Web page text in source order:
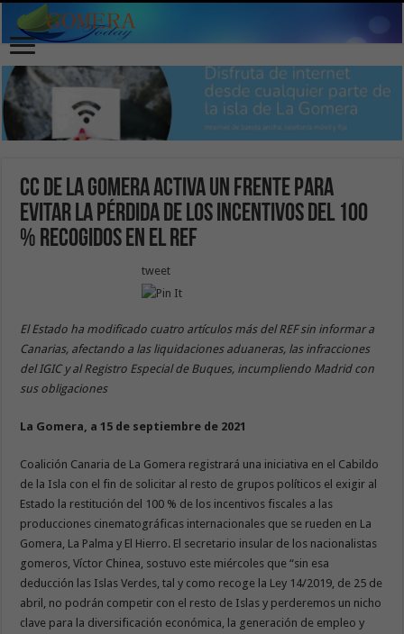
CC de La Gomera activa un frente para
evitar la pérdida de los incentivos del 100
% recogidos en el REF
tweet
El Estado ha modificado cuatro artículos más del REF sin informar a
Canarias, afectando a las liquidaciones aduaneras, las infracciones
del IGIC y al Registro Especial de Buques, incumpliendo Madrid con
sus obligaciones
La Gomera, a 15 de septiembre de 2021
Coalición Canaria de La Gomera registrará una iniciativa en el Cabildo
de la Isla con el fin de solicitar al resto de grupos políticos el exigir al
Estado la restitución del 100 % de los incentivos fiscales a las
producciones cinematográficas internacionales que se rueden en La
Gomera, La Palma y El Hierro. El secretario insular de los nacionalistas
gomeros, Víctor Chinea, sostuvo este miércoles que “sin esa
deducción las Islas Verdes, tal y como recoge la Ley 14/2019, de 25 de
abril, no podrán competir con el resto de Islas y perderemos un nicho
clave para la diversificación económica, la generación de empleo y